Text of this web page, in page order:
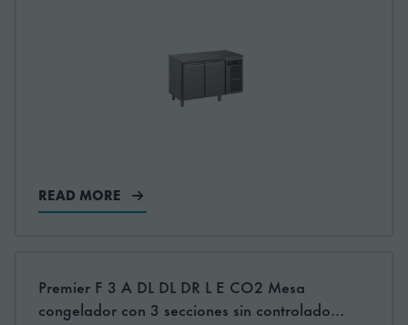
READ MORE
Premier F 3 A DL DL DR L E CO2 Mesa
congelador con 3 secciones sin controlador
More information about: undefined